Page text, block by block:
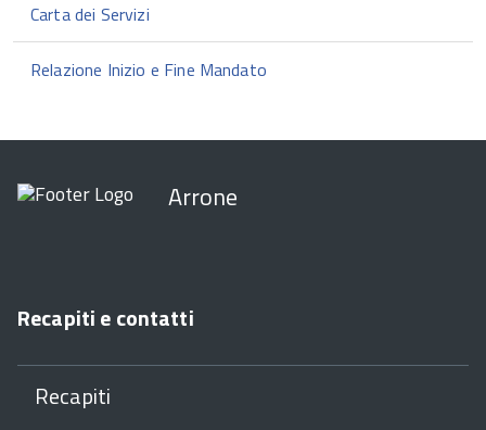
Carta dei Servizi
Relazione Inizio e Fine Mandato
Arrone
Recapiti e contatti
Recapiti